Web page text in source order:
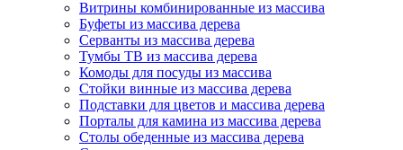
Витрины комбинированные из массива
Буфеты из массива дерева
Серванты из массива дерева
Тумбы ТВ из массива дерева
Комоды для посуды из массива
Стойки винные из массива дерева
Подставки для цветов и массива дерева
Порталы для камина из массива дерева
Столы обеденные из массива дерева